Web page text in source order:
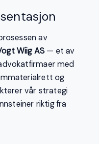
av
Wiig AS — et av
med
og
vår strategi
riktig fra